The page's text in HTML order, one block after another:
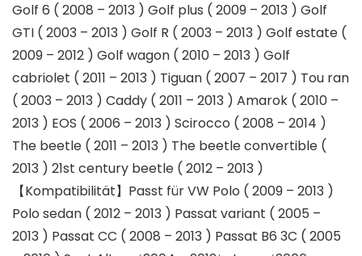
Golf 6 ( 2008 – 2013 ) Golf plus ( 2009 – 2013 ) Golf
GTI ( 2003 – 2013 ) Golf R ( 2003 – 2013 ) Golf estate (
2009 – 2012 ) Golf wagon ( 2010 – 2013 ) Golf
cabriolet ( 2011 – 2013 ) Tiguan ( 2007 – 2017 ) Tou ran
( 2003 – 2013 ) Caddy ( 2011 – 2013 ) Amarok ( 2010 –
2013 ) EOS ( 2006 – 2013 ) Scirocco ( 2008 – 2014 )
The beetle ( 2011 – 2013 ) The beetle convertible (
2013 ) 21st century beetle ( 2012 – 2013 )
【Kompatibilität】Passt für VW Polo ( 2009 – 2013 )
Polo sedan ( 2012 – 2013 ) Passat variant ( 2005 –
2013 ) Passat CC ( 2008 – 2013 ) Passat B6 3C ( 2005